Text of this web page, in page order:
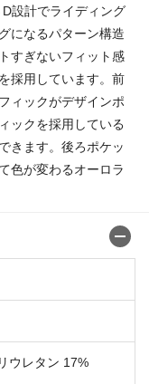
設計でライディング
になるパターン構造
すぎないフィット感
採用しています。前
ィックがデザインポ
ックを採用している
きます。後ろポケッ
色が変わるオーロラ
ウレタン 17%